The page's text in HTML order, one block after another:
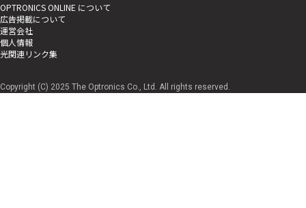
OPTRONICS ONLINE について
広告掲載について
運営会社
個人情報
光関連リンク集
Copyright (C) 2025 The Optronics Co., Ltd. All rights reserved.